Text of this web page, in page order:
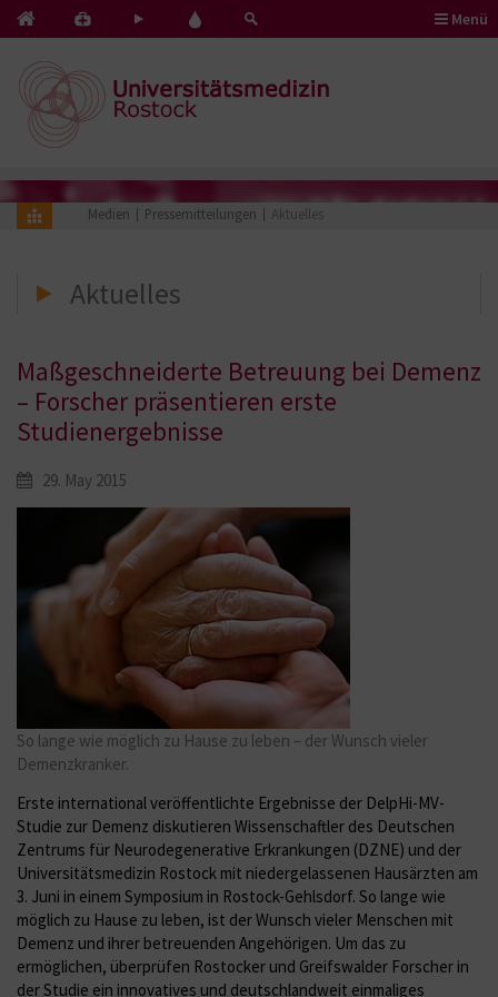
Kontakt
Notfälle
Pflege
Herz
Blut
Menü
Medien Pressemitteilungen Aktuelles
Aktuelles
Maßgeschneiderte Betreuung bei Demenz
– Forscher präsentieren erste
Studienergebnisse
29. May 2015
So lange wie möglich zu Hause zu leben – der Wunsch vieler
Demenzkranker.
Erste international veröffentlichte Ergebnisse der DelpHi-MV-
Studie zur Demenz diskutieren Wissenschaftler des Deutschen
Zentrums für Neurodegenerative Erkrankungen (DZNE) und der
Universitätsmedizin Rostock mit niedergelassenen Hausärzten am
3. Juni in einem Symposium in Rostock-Gehlsdorf. So lange wie
möglich zu Hause zu leben, ist der Wunsch vieler Menschen mit
Demenz und ihrer betreuenden Angehörigen. Um das zu
ermöglichen, überprüfen Rostocker und Greifswalder Forscher in
der Studie ein innovatives und deutschlandweit einmaliges